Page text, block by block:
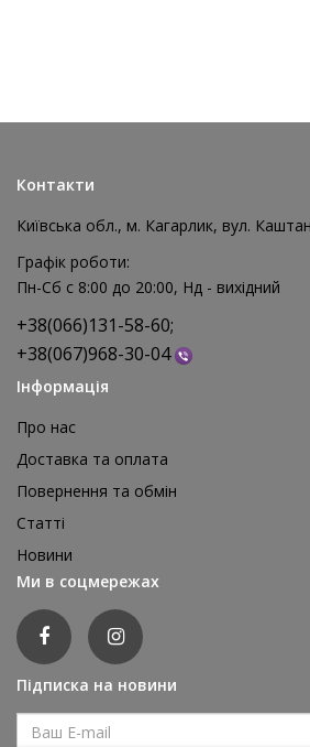
Реквізит для аніматора Мішки
Контакти
Київська обл., м. Кагарлик, вул.
Графік роботи:
Пн-Сб с 8:00 до 20:00, Нд - вихідний
+38(066)131-58-60;
+38(067)968-30-04
Інформація
Про нас
Доставка та оплата
Повернення та обмін
Статті
Новини
Ми в соцмережах
Підписка на новини